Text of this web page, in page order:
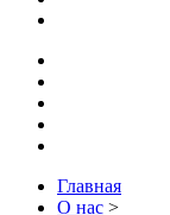
Главная
О нас >